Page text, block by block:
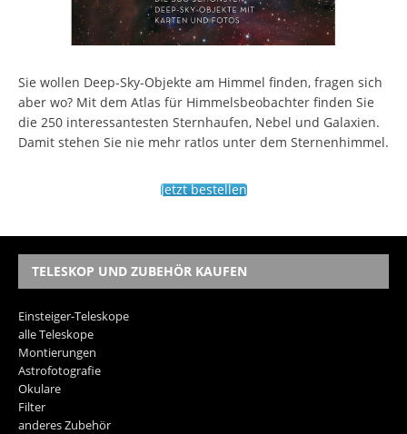
Sie wollen Deep-Sky-Objekte am Himmel finden, fragen sich
aber wo? Mit dem Atlas für Himmelsbeobachter finden Sie
die 250 interessantesten Sternhaufen, Nebel und Galaxien.
Damit stehen Sie nie mehr ratlos unter dem Sternenhimmel.
Jetzt bestellen
TELESKOP UND ZUBEHÖR KAUFEN
Einsteiger-Teleskope
alle Teleskope
Montierungen
Astrofotografie
Okulare
Filter
anderes Zubehör